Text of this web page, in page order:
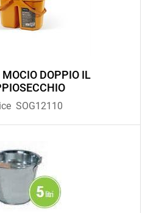
DOPPIO IL
SOG12110